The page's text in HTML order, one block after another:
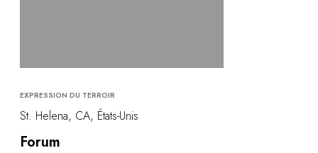
EXPRESSION DU TERROIR
St. Helena, CA, États-Unis
Forum